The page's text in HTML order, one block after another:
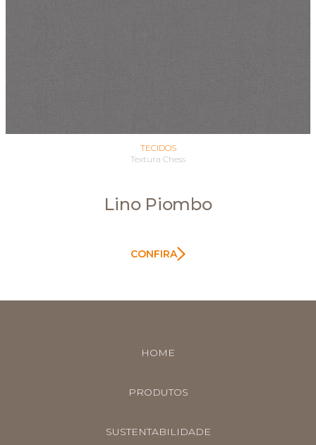
TECIDOS
Textura Chess
Lino Piombo
CONFIRA
HOME
PRODUTOS
SUSTENTABILIDADE